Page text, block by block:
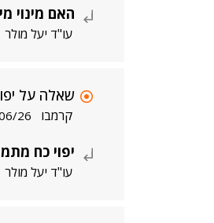
האם מינוי
עו"ד יעל מולר
שאלה על
קרמבו 26
יפוי כח
עו"ד יעל מולר